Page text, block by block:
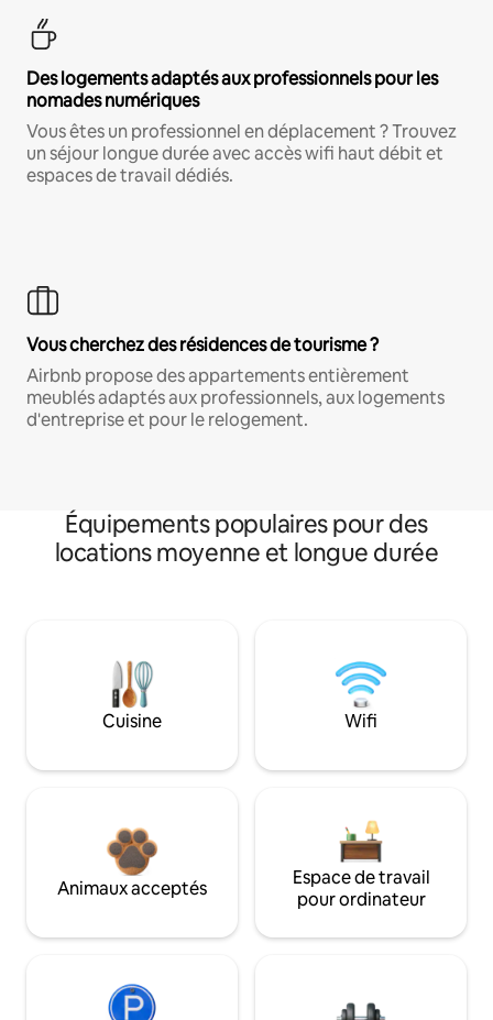
Des logements adaptés aux professionnels pour les
nomades numériques
Vous êtes un professionnel en déplacement ? Trouvez
un séjour longue durée avec accès wifi haut débit et
espaces de travail dédiés.
Vous cherchez des résidences de tourisme ?
Airbnb propose des appartements entièrement
meublés adaptés aux professionnels, aux logements
d'entreprise et pour le relogement.
Équipements populaires pour des
locations moyenne et longue durée
Cuisine Wifi
Animaux acceptés
Espace de travail
pour ordinateur